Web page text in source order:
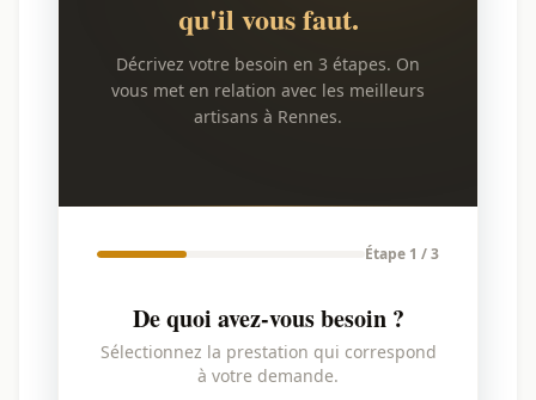
qu'il vous faut.
Décrivez votre besoin en 3 étapes. On
vous met en relation avec les meilleurs
artisans à Rennes.
Étape 1 / 3
De quoi avez-vous besoin ?
Sélectionnez la prestation qui correspond
à votre demande.